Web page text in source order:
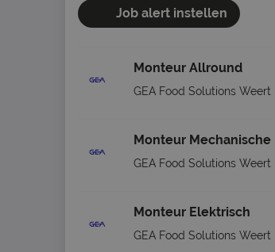
Job alert instellen
Monteur Allround
GEA Food Solutions Weert
Monteur Mechanische
GEA Food Solutions Weert
Monteur Elektrisch
GEA Food Solutions Weert